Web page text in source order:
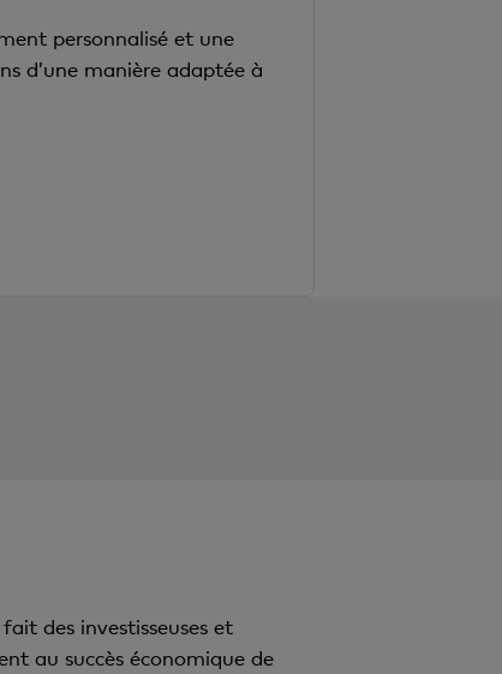
personnalisé et une
d’une manière adaptée à
des investisseuses et
au succès économique de